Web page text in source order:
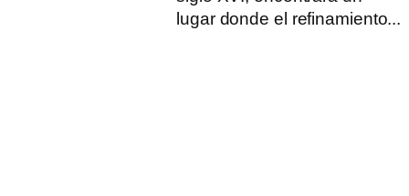
lugar donde el refinamiento...